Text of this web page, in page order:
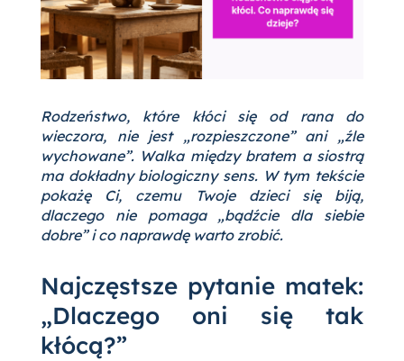
Rodzeństwo, które kłóci się od rana do
wieczora, nie jest „rozpieszczone” ani „źle
wychowane”. Walka między bratem a siostrą
ma dokładny biologiczny sens. W tym tekście
pokażę Ci, czemu Twoje dzieci się biją,
dlaczego nie pomaga „bądźcie dla siebie
dobre” i co naprawdę warto zrobić.
Najczęstsze pytanie matek:
„Dlaczego oni się tak
kłócą?”